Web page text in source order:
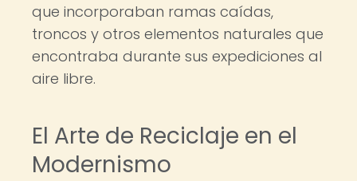
que incorporaban ramas caídas,
troncos y otros elementos naturales que
encontraba durante sus expediciones al
aire libre.
El Arte de Reciclaje en el
Modernismo